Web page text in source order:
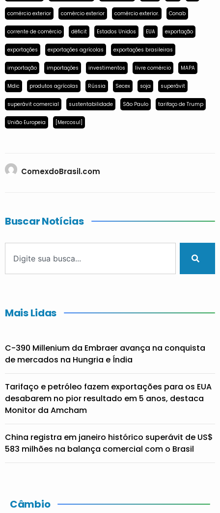
comércio exterior comércio exterior comércio exterior. Conab
corrente de comércio déficit Estados Unidos EUA exportação
exportações exportações agrícolas exportações brasileiras
importação importações investimentos livre comércio MAPA
Mdic produtos agrícolas Rússia Secex soja superávit
superávit comercial sustentabilidade São Paulo tarifaço de Trump
União Europeia [Mercosul]
ComexdoBrasil.com
Buscar Notícias
Mais Lidas
C-390 Millenium da Embraer avança na conquista
de mercados na Hungria e Índia
Tarifaço e petróleo fazem exportações para os EUA
desabarem no pior resultado em 5 anos, destaca
Monitor da Amcham
China registra em janeiro histórico superávit de US$
583 milhões na balança comercial com o Brasil
Câmbio